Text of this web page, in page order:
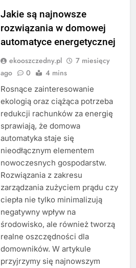
Jakie są najnowsze
rozwiązania w domowej
automatyce energetycznej
ekooszczedny.pl
7 miesięcy
ago
0 4 mins
Rosnące zainteresowanie
ekologią oraz ciążąca potrzeba
redukcji rachunków za energię
sprawiają, że domowa
automatyka staje się
nieodłącznym elementem
nowoczesnych gospodarstw.
Rozwiązania z zakresu
zarządzania zużyciem prądu czy
ciepła nie tylko minimalizują
negatywny wpływ na
środowisko, ale również tworzą
realne oszczędności dla
domowników. W artykule
przyjrzymy się najnowszym